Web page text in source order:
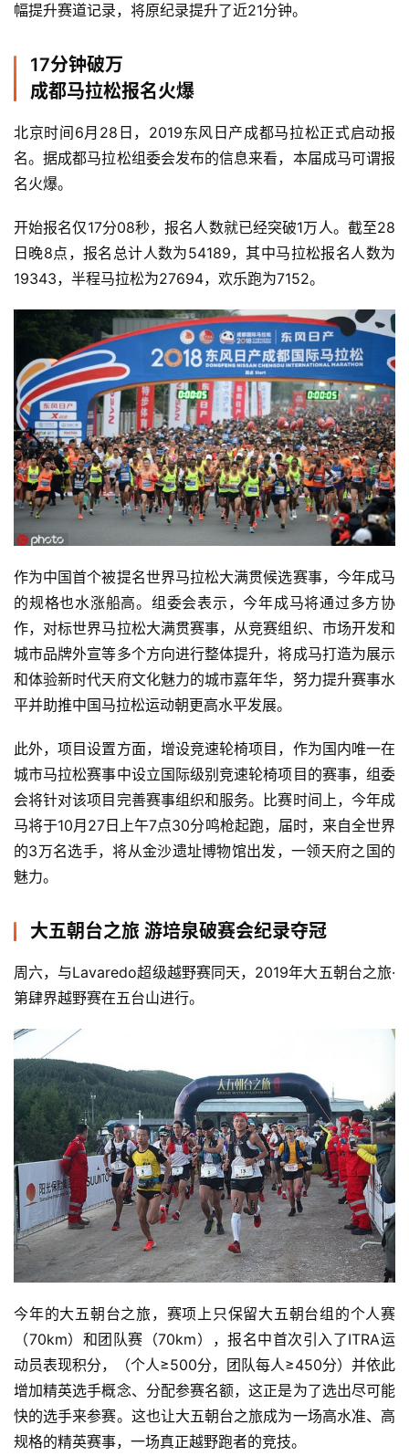
户
选
运
动
集
幅提升赛道记录，将原纪录提升了近21分钟。
17分钟破万
成都马拉松报名火爆
北京时间6月28日，2019东风日产成都马拉松正式启动报
名。据成都马拉松组委会发布的信息来看，本届成马可谓报
名火爆。
开始报名仅17分08秒，报名人数就已经突破1万人。截至28
日晚8点，报名总计人数为54189，其中马拉松报名人数为
19343，半程马拉松为27694，欢乐跑为7152。
作为中国首个被提名世界马拉松大满贯候选赛事，今年成马
的规格也水涨船高。组委会表示，今年成马将通过多方协
作，对标世界马拉松大满贯赛事，从竞赛组织、市场开发和
城市品牌外宣等多个方向进行整体提升，将成马打造为展示
和体验新时代天府文化魅力的城市嘉年华，努力提升赛事水
平并助推中国马拉松运动朝更高水平发展。
此外，项目设置方面，增设竞速轮椅项目，作为国内唯一在
城市马拉松赛事中设立国际级别竞速轮椅项目的赛事，组委
会将针对该项目完善赛事组织和服务。比赛时间上，今年成
马将于10月27日上午7点30分鸣枪起跑，届时，来自全世界
的3万名选手，将从金沙遗址博物馆出发，一领天府之国的
魅力。
大五朝台之旅 游培泉破赛会纪录夺冠
周六，与Lavaredo超级越野赛同天，2019年大五朝台之旅·
第肆界越野赛在五台山进行。
今年的大五朝台之旅，赛项上只保留大五朝台组的个人赛
（70km）和团队赛（70km），报名中首次引入了ITRA运
动员表现积分，（个人≥500分，团队每人≥450分）并依此
增加精英选手概念、分配参赛名额，这正是为了选出尽可能
快的选手来参赛。这也让大五朝台之旅成为一场高水准、高
规格的精英赛事，一场真正越野跑者的竞技。